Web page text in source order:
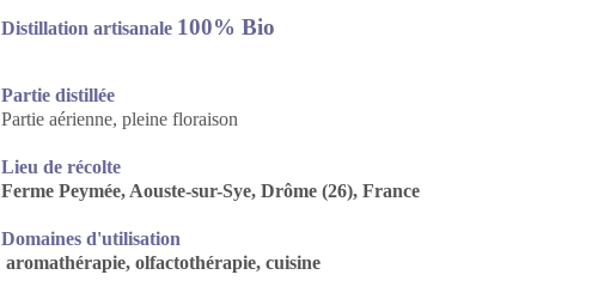
Distillation artisanale 100% Bio
Partie distillée
Partie aérienne, pleine floraison
Lieu de récolte
Ferme Peymée, Aouste-sur-Sye, Drôme (26), France
Domaines d'utilisation
aromathérapie, olfactothérapie, cuisine